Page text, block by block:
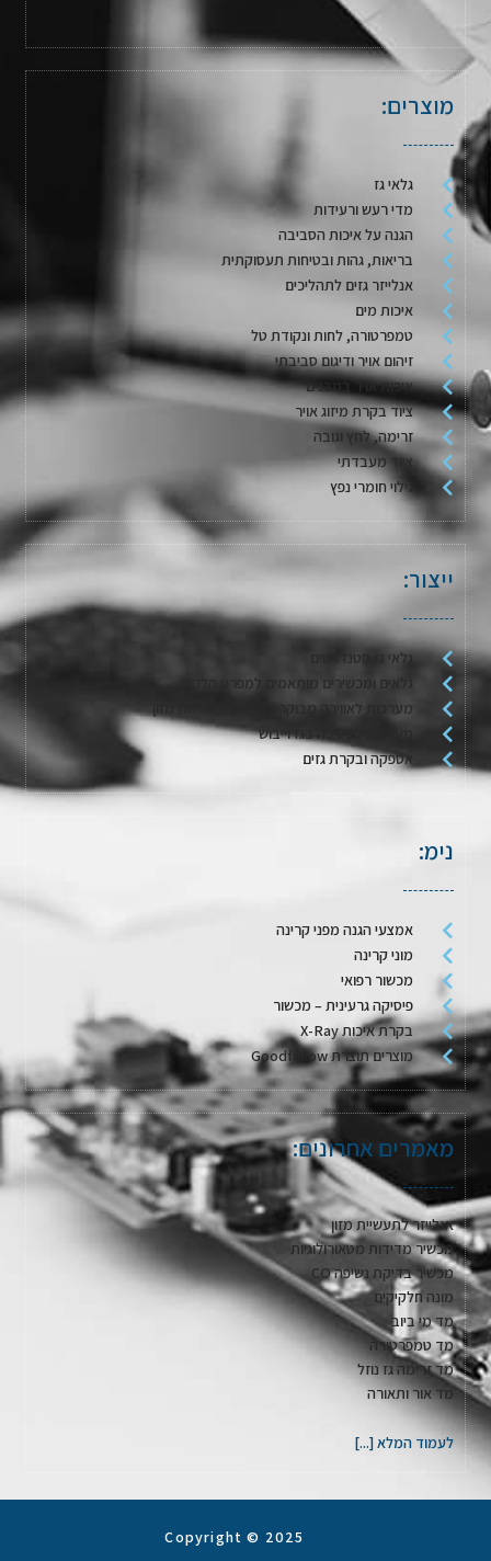
מוצרים:
גלאי גז
מדי רעש ורעידות
הגנה על איכות הסביבה
בריאות, גהות ובטיחות תעסוקתית
אנלייזר גזים לתהליכים
איכות מים
טמפרטורה, לחות ונקודת טל
זיהום אויר ודיגום סביבתי
איכות אויר במבנים
ציוד בקרת מיזוג אויר
זרימה, לחץ וגובה
ציוד מעבדתי
גילוי חומרי נפץ
ייצור:
גלאי גז סטנדרטים
גלאים ומכשירים מותאמים למפרט הלקוח
מערכות לאווירה מבוקרת / דגימת אריזות מזון
מערכות לשטיפה בגז וייבוש
אספקה ובקרת גזים
נימ:
אמצעי הגנה מפני קרינה
מוני קרינה
מכשור רפואי
פיסיקה גרעינית – מכשור
בקרת איכות X-Ray
מוצרים תוצרת Goodfellow
מאמרים אחרונים:
אנלייזר לתעשיית מזון
מכשיר מדידות מטאורולוגיות
מכשיר בדיקת נשיפה CO
מונה חלקיקים
מד מי ביוב
מד טמפרטורה
מד זרימה גז נוזל
מד אור ותאורה
לעמוד המלא [...]
Copyright © 2025